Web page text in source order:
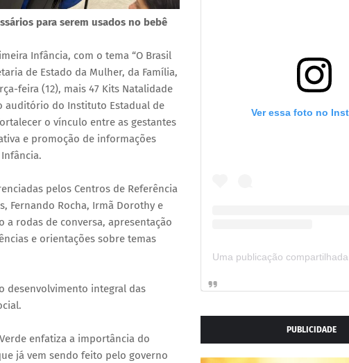
para serem usados no bebê
Infância, com o tema “O Brasil
de Estado da Mulher, da Família,
feira (12), mais 47 Kits Natalidade
auditório do Instituto Estadual de
o vínculo entre as gestantes
e promoção de informações
pelos Centros de Referência
Fernando Rocha, Irmã Dorothy e
a rodas de conversa, apresentação
e orientações sobre temas
desenvolvimento integral das
enfatiza a importância do
já vem sendo feito pelo governo
Ver essa foto no
PUBLICIDADE